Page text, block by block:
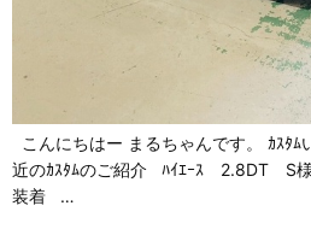
こんにちはー まるちゃんです。 ｶｽ
近のｶｽﾀﾑのご紹介 ﾊｲｴｰｽ 2.8DT S様
装着 …